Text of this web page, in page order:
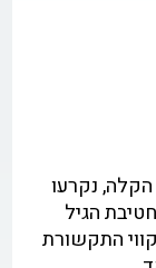
נקרעו
הגיל
התקשורת